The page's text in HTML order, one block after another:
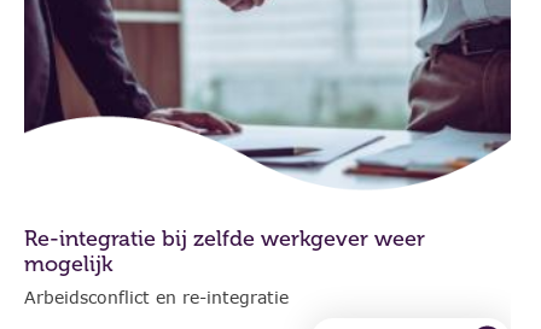
Re-integratie bij zelfde werkgever weer
mogelijk
Arbeidsconflict en re-integratie